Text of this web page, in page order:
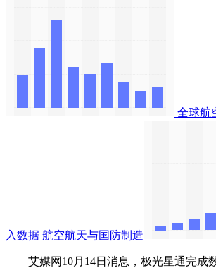
全球航
入数据 航空航天与国防制造
艾媒网10月14日消息，极光星通完成数